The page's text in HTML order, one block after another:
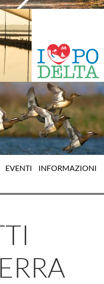
EVENTI INFORMAZIONI